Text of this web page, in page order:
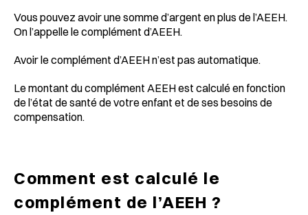
Vous pouvez avoir une somme d’argent en plus de l’AEEH.
On l’appelle le complément d’AEEH.
Avoir le complément d’AEEH n’est pas automatique.
Le montant du complément AEEH est calculé en fonction
de l’état de santé de votre enfant et de ses besoins de
compensation.
Comment est calculé le
complément de l’AEEH ?